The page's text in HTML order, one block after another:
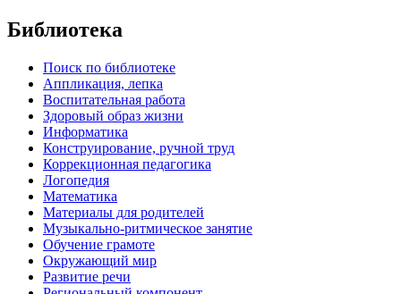
Библиотека
Поиск по библиотеке
Аппликация, лепка
Воспитательная работа
Здоровый образ жизни
Информатика
Конструирование, ручной труд
Коррекционная педагогика
Логопедия
Математика
Материалы для родителей
Музыкально-ритмическое занятие
Обучение грамоте
Окружающий мир
Развитие речи